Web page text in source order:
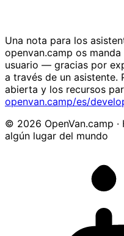
Una nota para los
openvan.camp os
usuario — gracias por
a través de un asistente.
abierta y los recursos
openvan.camp/es/
© 2026 OpenVan.camp
algún lugar del mundo